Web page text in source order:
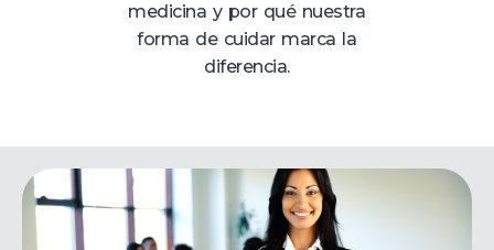
medicina y por qué nuestra
forma de cuidar marca la
diferencia.